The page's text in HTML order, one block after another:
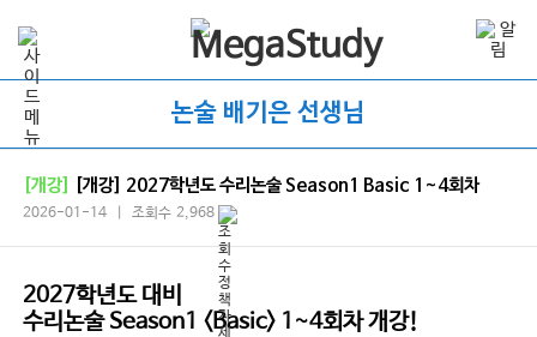
논술 배기은 선생님
[개강] [개강] 2027학년도 수리논술 Season1 Basic 1~4회차
2026-01-14 | 조회수 2,968
2027학년도 대비
수리논술 Season1 <Basic> 1~4회차 개강!